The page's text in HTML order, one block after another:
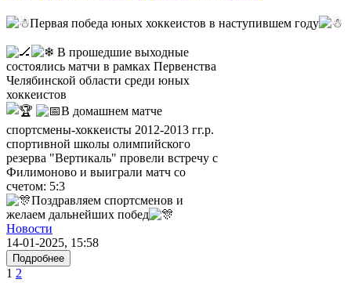
Первая победа юных хоккеистов в наступившем году
В прошедшие выходные
состоялись матчи в рамках Первенства
Челябинской области среди юных
хоккеистов
В домашнем матче
спортсмены-хоккеисты 2012-2013 гг.р.
спортивной школы олимпийского
резерва "Вертикаль" провели встречу с
Филимоново и выиграли матч со
счетом: 5:3
Поздравляем спортсменов и
желаем дальнейших побед
Новости
14-01-2025, 15:58
Подробнее
1 2